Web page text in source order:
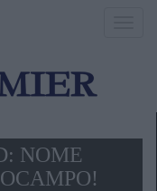
NOME